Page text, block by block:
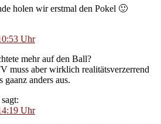
holen wir erstmal den Pokel 🙂
Uhr
mehr auf den Ball?
muss aber wirklich realitätsverzerrend
gaanz anders aus.
sagt:
Uhr